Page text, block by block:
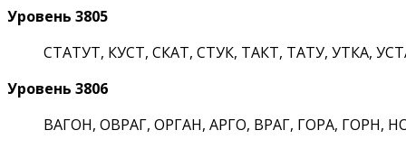
Уровень 3805
СТАТУТ, КУСТ, СКАТ, СТУК, ТАКТ, ТАТУ, УТКА,
Уровень 3806
ВАГОН, ОВРАГ, ОРГАН, АРГО, ВРАГ, ГОРА, ГОРН,